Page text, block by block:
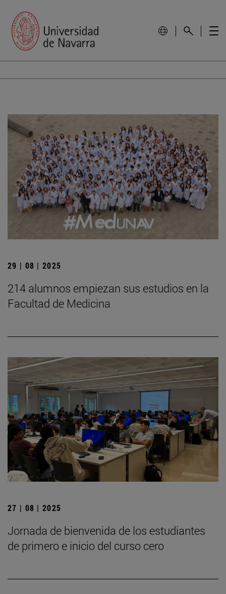
29 | 08 | 2025
214 alumnos empiezan sus estudios en la
Facultad de Medicina
27 | 08 | 2025
Jornada de bienvenida de los estudiantes
de primero e inicio del curso cero